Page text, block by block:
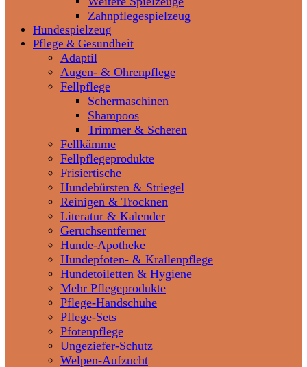
Zahnpflegespielzeug
Hundespielzeug
Pflege & Gesundheit
Adaptil
Augen- & Ohrenpflege
Fellpflege
Schermaschinen
Shampoos
Trimmer & Scheren
Fellkämme
Fellpflegeprodukte
Frisiertische
Hundebürsten & Striegel
Reinigen & Trocknen
Literatur & Kalender
Geruchsentferner
Hunde-Apotheke
Hundepfoten- & Krallenpflege
Hundetoiletten & Hygiene
Mehr Pflegeprodukte
Pflege-Handschuhe
Pflege-Sets
Pfotenpflege
Ungeziefer-Schutz
Welpen-Aufzucht